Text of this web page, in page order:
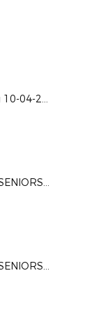
Tirage des Coupes du 10-04-2026
FINALE FUTSAL 26 - SENIORS F
FINALE FUTSAL 26 - SENIORS G